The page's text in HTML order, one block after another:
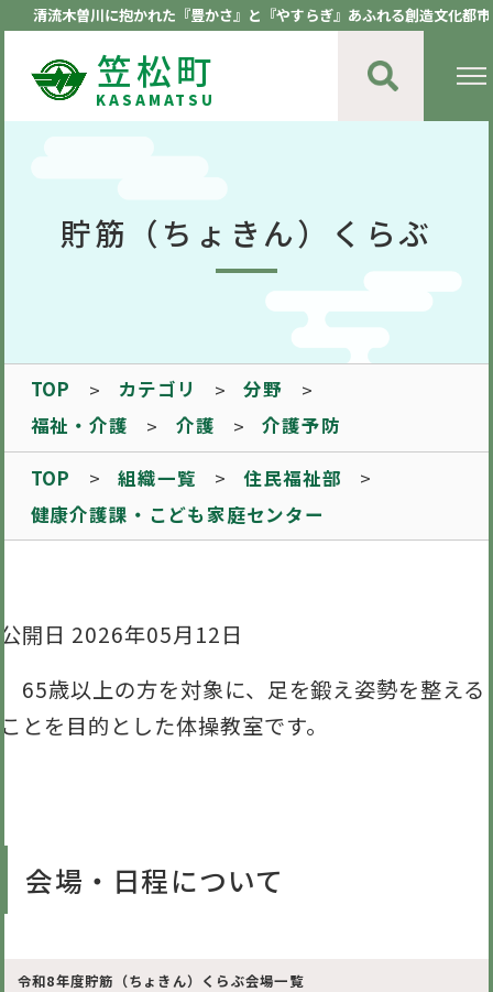
清流木曽川に抱かれた『豊かさ』と『やすらぎ』あふれる創造文化都市
笠松町
KASAMATSU
貯筋（ちょきん）くらぶ
TOP カテゴリ
分野
福祉・介護
介護
介護予防
TOP
組織一覧
住民福祉部
健康介護課・こども家庭センター
公開日 2026年05月12日
65歳以上の方を対象に、足を鍛え姿勢を整える
ことを目的とした体操教室です。
会場・日程について
令和8年度貯筋（ちょきん）くらぶ会場一覧